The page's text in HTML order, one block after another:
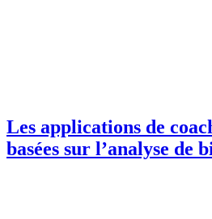
Les applications de
basées sur l’analyse de